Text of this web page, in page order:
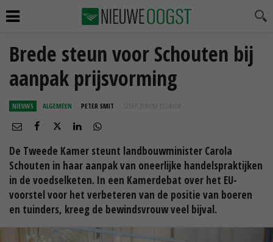
Brede steun voor Schouten bij
aanpak prijsvorming
NIEUWS ALGEMEEN PETER SMIT 12 SEP 2018 OM 12:24
De Tweede Kamer steunt landbouwminister Carola
Schouten in haar aanpak van oneerlijke handelspraktijken
in de voedselketen. In een Kamerdebat over het EU-
voorstel voor het verbeteren van de positie van boeren
en tuinders, kreeg de bewindsvrouw veel bijval.